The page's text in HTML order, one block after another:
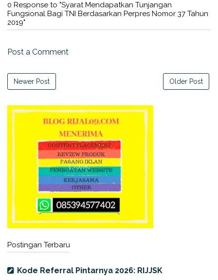
0 Response to "Syarat Mendapatkan Tunjangan
Fungsional Bagi TNI Berdasarkan Perpres Nomor 37 Tahun
2019"
Post a Comment
Newer Post Older Post
Postingan Terbaru
Kode Referral Pintarnya 2026: RIJJSK